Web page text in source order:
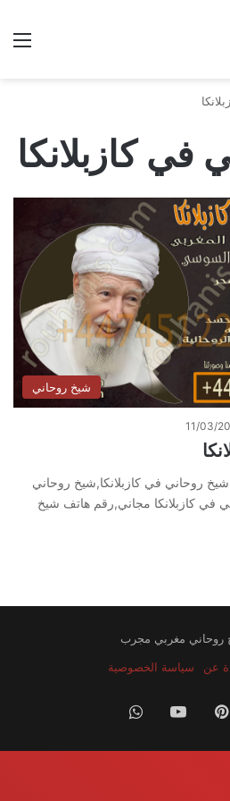
في كازبلانكا
شيخ روحاني
11/03/
روحاني في كازبلانكا,شيخ روحاني
في كازبلانكا مجاني,رقم هاتف شيخ
عن سياسة الخصوصية
بينتيريست‫YouTubeواتساب